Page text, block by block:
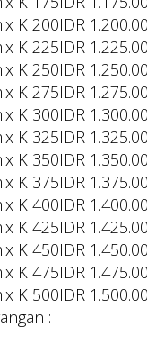
K 200IDR
K 225IDR
K 250IDR
K 275IDR
K 300IDR
K 325IDR
K 350IDR
K 375IDR
K 400IDR
K 425IDR
K 450IDR
K 475IDR
K 500IDR
: